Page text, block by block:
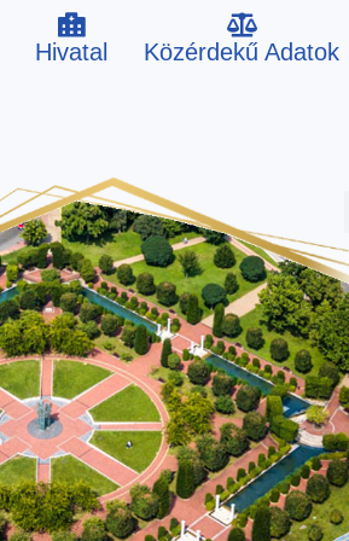
Hivatal Közérdekű Adatok